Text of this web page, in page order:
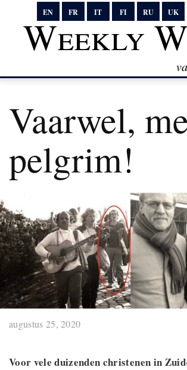
EN FR IT FI RU UK
Weekly
Vaarwel,
pelgrim!
augustus 25, 2020
Voor vele duizenden christenen in